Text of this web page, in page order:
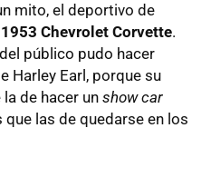
mito, el deportivo de
1953 Chevrolet Corvette.
público pudo hacer
Harley Earl, porque su
de hacer un show car
las de quedarse en los